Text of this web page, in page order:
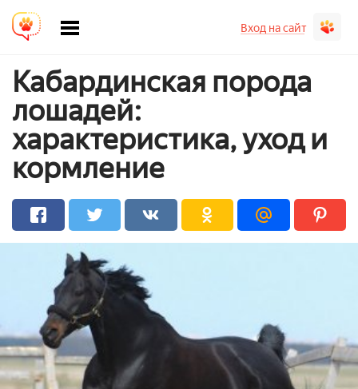
Вход на сайт
Кабардинская порода
лошадей:
характеристика, уход и
кормление